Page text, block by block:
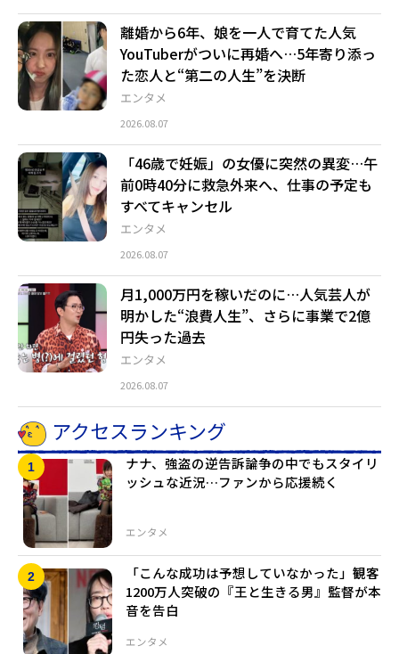
エンタメ
離婚から6年、娘を一人で育てた人気
YouTuberがついに再婚へ…5年寄り添っ
た恋人と“第二の人生”を決断
2026.08.07
エンタメ
「46歳で妊娠」の女優に突然の異変…午
前0時40分に救急外来へ、仕事の予定も
すべてキャンセル
2026.08.07
エンタメ
月1,000万円を稼いだのに…人気芸人が
明かした“浪費人生”、さらに事業で2億
円失った過去
2026.08.07
アクセスランキング
エンタメ
ナナ、強盗の逆告訴論争の中でもスタイリ
ッシュな近況…ファンから応援続く
エンタメ
「こんな成功は予想していなかった」観客
1200万人突破の『王と生きる男』監督が本
音を告白